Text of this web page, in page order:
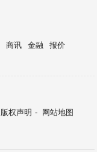
商讯 金融
报价
版权声明 -
网站地图